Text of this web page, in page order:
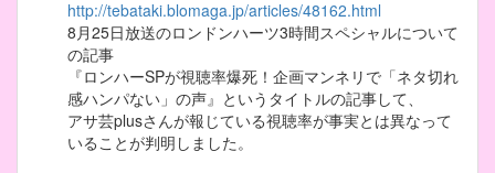
http://tebataki.blomaga.jp/articles/48162.html
8月25日放送のロンドンハーツ3時間スペシャルについて
の記事
『ロンハーSPが視聴率爆死！企画マンネリで「ネタ切れ
感ハンパない」の声』というタイトルの記事して、
アサ芸plusさんが報じている視聴率が事実とは異なって
いることが判明しました。